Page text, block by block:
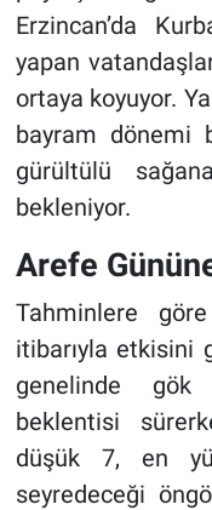
Erzincan’da
yapan
ortaya koyuyor.
bayram dönemi
gürültülü
bekleniyor.
Arefe
Tahminlere
itibarıyla etkisini
genelinde gök
beklentisi
düşük 7, en
seyredeceği